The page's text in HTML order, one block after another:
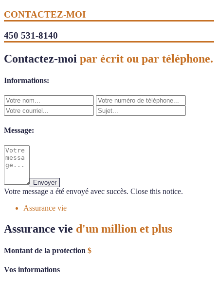
CONTACTEZ-MOI
450 531-8140
Contactez-moi par écrit ou par téléphone.
Informations:
Message:
Envoyer
Votre message a été envoyé avec succès. Close this notice.
Assurance vie
Assurance vie d'un million et plus
Montant de la protection $
Vos informations